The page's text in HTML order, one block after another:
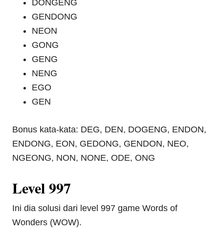
DONGENG
GENDONG
NEON
GONG
GENG
NENG
EGO
GEN
Bonus kata-kata: DEG, DEN, DOGENG, ENDON,
ENDONG, EON, GEDONG, GENDON, NEO,
NGEONG, NON, NONE, ODE, ONG
Level 997
Ini dia solusi dari level 997 game Words of
Wonders (WOW).